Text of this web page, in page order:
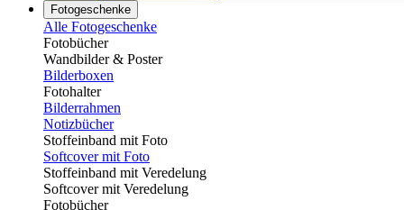
Fotogeschenke
Alle Fotogeschenke
Fotobücher
Wandbilder & Poster
Bilderboxen
Fotohalter
Bilderrahmen
Notizbücher
Stoffeinband mit Foto
Softcover mit Foto
Stoffeinband mit Veredelung
Softcover mit Veredelung
Fotobücher